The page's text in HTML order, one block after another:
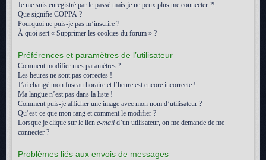
Je me suis enregistré par le passé mais je ne peux plus me connecter ?!
Que signifie COPPA ?
Pourquoi ne puis-je pas m’inscrire ?
À quoi sert « Supprimer les cookies du forum » ?
Préférences et paramètres de l’utilisateur
Comment modifier mes paramètres ?
Les heures ne sont pas correctes !
J’ai changé mon fuseau horaire et l’heure est encore incorrecte !
Ma langue n’est pas dans la liste !
Comment puis-je afficher une image avec mon nom d’utilisateur ?
Qu’est-ce que mon rang et comment le modifier ?
Lorsque je clique sur le lien e-mail d’un utilisateur, on me demande de me
connecter ?
Problèmes liés aux envois de messages